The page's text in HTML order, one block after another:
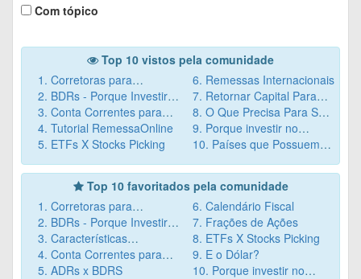
Com tópico
Top 10 vistos pela comunidade
1. Corretoras para
Investimento no Exterior
que aceitam não residentes
2. BDRs - Porque Investir
Nelas Não Vale A Pena
3. Conta Correntes para
Não-Residentes no Exterior
4. Tutorial RemessaOnline
5. ETFs X Stocks Picking
6. Remessas Internacionais
7. Retornar Capital Para
Brasil.
8. O Que Precisa Para Se
Investir no Exterior? E
Quais Documentos
9. Porque investir no
exterior ?
10. Países que Possuem
Top 10 favoritados pela comunidade
1. Corretoras para
Investimento no Exterior
que aceitam não residentes
2. BDRs - Porque Investir
Nelas Não Vale A Pena
3. Características
Necessárias para
Investimento no Exterior
4. Conta Correntes para
Não-Residentes no Exterior
5. ADRs x BDRS
6. Calendário Fiscal
7. Frações de Ações
8. ETFs X Stocks Picking
9. E o Dólar?
10. Porque investir no